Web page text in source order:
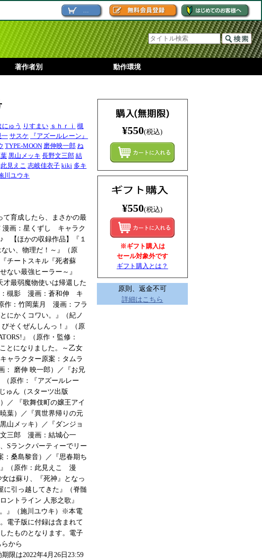
著作者別 動作環境
にゅう りすまい ｓｈｒｉ 槻
一 サスケ
『アズールレーン』
TYPE-MOON 磨伸映一郎 ね
黒山メッキ 長野文三郎 結
此見えこ 志岐佳衣子 kiki 多キ
川ユウキ
て育成したら、まさかの最
漫画：星くずし キャラク
【ほかの収録作品】『１
い、物理だ！～』（原
チートスキル『死者蘇
ない最強ヒーラー～』
最弱魔物使いは帰還した
：槻影 漫画：蒼和伸 キ
作：竹岡葉月 漫画：フラ
にかくコワい。』（紀ノ
そくぜんしんっ！』（原
』（原作・監修：
とになりました。～乙女
ャラクター原案：タムラ
： 磨伸 映一郎）／『お兄
（原作：『アズールレー
ゅん（スターツ出版
／ 『歌舞伎町の嬢王アイ
葉）／『異世界帰りの元
山メッキ）／『ダンジョ
文三郎 漫画：結城心一
Sランクパーティーでリー
桑島黎音）／『思春期ち
』（原作：此見えこ 漫
は蘇り、『死神』となっ
引っ越してきた』（脊髄
ントライン 人形之歌』
』（施川ユウキ）※本電
電子版に付録は含まれて
たものとなります。電子
から
限は2022年4月26日23:59
¥550(税込)
¥550(税込)
※ギフト購入は
セール対象外です
ギフト購入とは？
原則、返金不可
詳細はこちら